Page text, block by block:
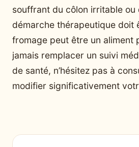
souffrant du côlon irritable
démarche thérapeutique doit
fromage peut être un aliment
jamais remplacer un suivi
de santé, n’hésitez pas à
modifier significativement